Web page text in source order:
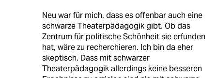
Neu war für mich, dass es offenbar auch eine
schwarze Theaterpädagogik gibt. Ob das
Zentrum für politische Schönheit sie erfunden
hat, wäre zu recherchieren. Ich bin da eher
skeptisch. Dass mit schwarzer
Theaterpädagogik allerdings keine besseren